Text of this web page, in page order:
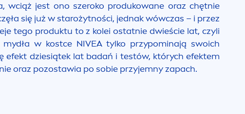
wciąż jest ono szeroko produkowane oraz chętnie
się już w starożytności, jednak wówczas – i przez
tego produktu to z kolei ostatnie dwieście lat, czyli
w kostce NIVEAtylko przypominają swoich
efekt dziesiątek lat badań i testów, których efektem
oraz pozostawia po sobie przyjemny zapach.